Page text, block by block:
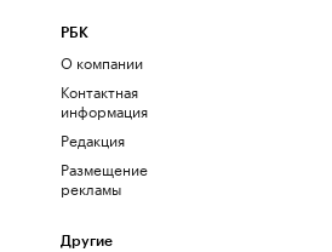
РБК
О компании
Контактная
информация
Редакция
Размещение
рекламы
Другие